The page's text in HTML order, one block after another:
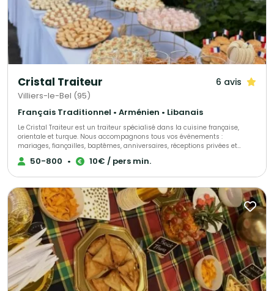
Cristal Traiteur 6 avis
Villiers-le-Bel (95)
Français Traditionnel • Arménien • Libanais
Le Cristal Traiteur est un traiteur spécialisé dans la cuisine française,
orientale et turque. Nous accompagnons tous vos événements :
mariages, fiançailles, baptêmes, anniversaires, réceptions privées et
professionnelles. Nous proposons des buffets, cocktails, salades, plats
variés, plateaux de fruits, buffets sucrés, pièces montées, boissons ainsi
inoubliables.
50-800 • 10€ / pers min.